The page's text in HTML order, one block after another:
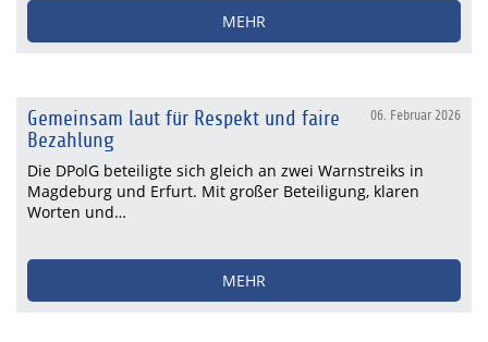
MEHR
06. Februar 2026
Gemeinsam laut für Respekt und faire
Bezahlung
Die DPolG beteiligte sich gleich an zwei Warnstreiks in
Magdeburg und Erfurt. Mit großer Beteiligung, klaren
Worten und…
MEHR